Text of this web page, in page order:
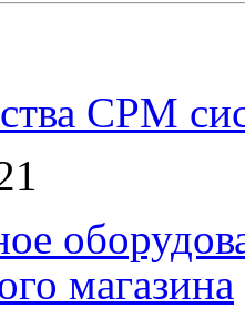
СРМ
магазина